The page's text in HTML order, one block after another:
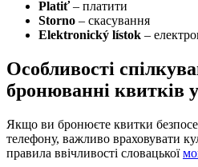
Platiť– платити
Storno – скасування
Elektronický lístok –
Особливості
бронюванні квитків
Якщо ви бронюєте квитки
телефону, важливо враховувати
правила ввічливості словацької